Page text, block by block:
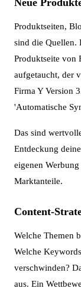
Produktseiten,
sind die
Produktseite von
aufgetaucht, der
Firma Y Version
'Automatische
Das sind
Entdeckung
eigenen
Marktanteile.
Content-
Welche Themen
Welche
verschwinden?
aus. Ein